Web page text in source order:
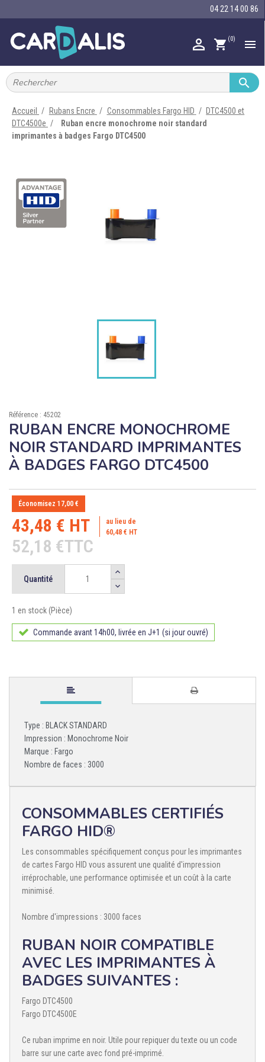
04 22 14 00 86
 shopping_cart (0) 
IMPRIMANTES À BADGES 
CARTE ET BADGE
TOUR DE COU
BRACELET
RFID
Contact

Accueil Rubans Encre Consommables Fargo HID
DTC4500 et
DTC4500e
Ruban encre monochrome noir standard
imprimantes à badges Fargo DTC4500
Référence : 45202
RUBAN ENCRE MONOCHROME
NOIR STANDARD IMPRIMANTES
À BADGES FARGO DTC4500
Économisez 17,00 €
43,48 € HT
52,18 €TTC
au lieu de
60,48 € HT
Quantité
1 en stock (Pièce)
Commande avant 14h00, livrée en J+1 (si jour ouvré)
Type : BLACK STANDARD
Impression : Monochrome Noir
Marque : Fargo
Nombre de faces : 3000
CONSOMMABLES CERTIFIÉS
FARGO HID®
Les consommables spécifiquement conçus pour les imprimantes
de cartes Fargo HID vous assurent une qualité d'impression
irréprochable, une performance optimisée et un coût à la carte
minimisé.
Nombre d'impressions : 3000 faces
RUBAN NOIR COMPATIBLE
AVEC LES IMPRIMANTES À
BADGES SUIVANTES :
Fargo DTC4500
Fargo DTC4500E
Ce ruban imprime en noir. Utile pour repiquer du texte ou un code
barre sur une carte avec fond pré-imprimé.